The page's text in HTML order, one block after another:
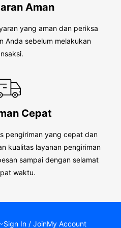
Aman
yang aman dan periksa
Anda sebelum melakukan
Cepat
pengiriman yang cepat dan
kualitas layanan pengiriman
sampai dengan selamat
waktu.
Sign In / JoinMy Account